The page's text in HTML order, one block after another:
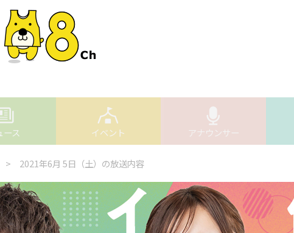
ース イベント アナウンサー
> 2021年6月 5日（土）の放送内容